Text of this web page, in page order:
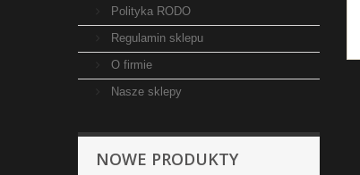
Polityka RODO
Regulamin sklepu
O firmie
Nasze sklepy
NOWE PRODUKTY